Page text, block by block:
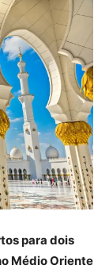
para dois
Médio Oriente